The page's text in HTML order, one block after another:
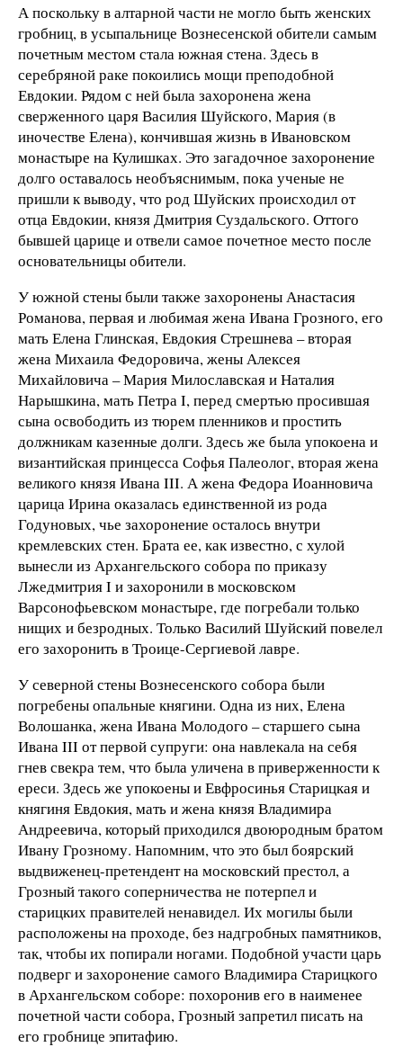
А поскольку в алтарной части не могло быть женских
гробниц, в усыпальнице Вознесенской обители самым
почетным местом стала южная стена. Здесь в
серебряной раке покоились мощи преподобной
Евдокии. Рядом с ней была захоронена жена
сверженного царя Василия Шуйского, Мария (в
иночестве Елена), кончившая жизнь в Ивановском
монастыре на Кулишках. Это загадочное захоронение
долго оставалось необъяснимым, пока ученые не
пришли к выводу, что род Шуйских происходил от
отца Евдокии, князя Дмитрия Суздальского. Оттого
бывшей царице и отвели самое почетное место после
основательницы обители.
У южной стены были также захоронены Анастасия
Романова, первая и любимая жена Ивана Грозного, его
мать Елена Глинская, Евдокия Стрешнева – вторая
жена Михаила Федоровича, жены Алексея
Михайловича – Мария Милославская и Наталия
Нарышкина, мать Петра I, перед смертью просившая
сына освободить из тюрем пленников и простить
должникам казенные долги. Здесь же была упокоена и
византийская принцесса Софья Палеолог, вторая жена
великого князя Ивана III. А жена Федора Иоанновича
царица Ирина оказалась единственной из рода
Годуновых, чье захоронение осталось внутри
кремлевских стен. Брата ее, как известно, с хулой
вынесли из Архангельского собора по приказу
Лжедмитрия I и захоронили в московском
Варсонофьевском монастыре, где погребали только
нищих и безродных. Только Василий Шуйский повелел
его захоронить в Троице-Сергиевой лавре.
У северной стены Вознесенского собора были
погребены опальные княгини. Одна из них, Елена
Волошанка, жена Ивана Молодого – старшего сына
Ивана III от первой супруги: она навлекала на себя
гнев свекра тем, что была уличена в приверженности к
ереси. Здесь же упокоены и Евфросинья Старицкая и
княгиня Евдокия, мать и жена князя Владимира
Андреевича, который приходился двоюродным братом
Ивану Грозному. Напомним, что это был боярский
выдвиженец-претендент на московский престол, а
Грозный такого соперничества не потерпел и
старицких правителей ненавидел. Их могилы были
расположены на проходе, без надгробных памятников,
так, чтобы их попирали ногами. Подобной участи царь
подверг и захоронение самого Владимира Старицкого
в Архангельском соборе: похоронив его в наименее
почетной части собора, Грозный запретил писать на
его гробнице эпитафию.